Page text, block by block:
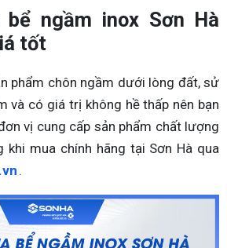
ngầm inox Sơn Hà
tốt
phẩm chôn ngầm dưới lòng đất, sử
và có giá trị không hề thấp nên bạn
vị cung cấp sản phẩm chất lượng
khi mua chính hãng tại Sơn Hà qua
.